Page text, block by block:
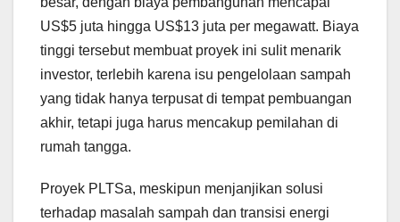
US$5 juta hingga US$13 juta per megawatt. Biaya
tinggi tersebut membuat proyek ini sulit menarik
investor, terlebih karena isu pengelolaan sampah
yang tidak hanya terpusat di tempat pembuangan
akhir, tetapi juga harus mencakup pemilahan di
rumah tangga.
Proyek PLTSa, meskipun menjanjikan solusi
terhadap masalah sampah dan transisi energi